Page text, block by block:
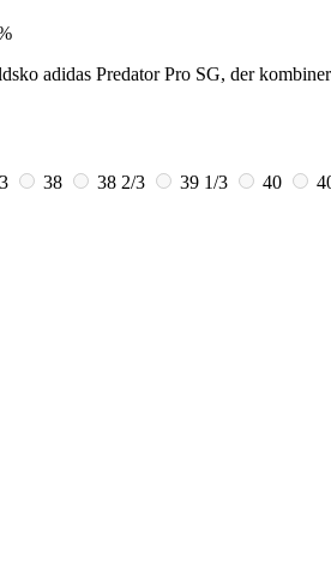
adidas Predator Pro SG, der
38 38 2/3 39 1/3 40